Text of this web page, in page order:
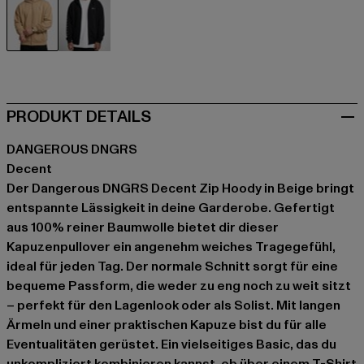
PRODUKT DETAILS
DANGEROUS DNGRS
Decent
Der Dangerous DNGRS Decent Zip Hoody in Beige bringt
entspannte Lässigkeit in deine Garderobe. Gefertigt
aus 100% reiner Baumwolle bietet dir dieser
Kapuzenpullover ein angenehm weiches Tragegefühl,
ideal für jeden Tag. Der normale Schnitt sorgt für eine
bequeme Passform, die weder zu eng noch zu weit sitzt
– perfekt für den Lagenlook oder als Solist. Mit langen
Ärmeln und einer praktischen Kapuze bist du für alle
Eventualitäten gerüstet. Ein vielseitiges Basic, das du